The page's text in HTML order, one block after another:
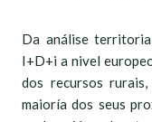
Da análise
I+D+i a nivel
dos recursos
maioría dos seus